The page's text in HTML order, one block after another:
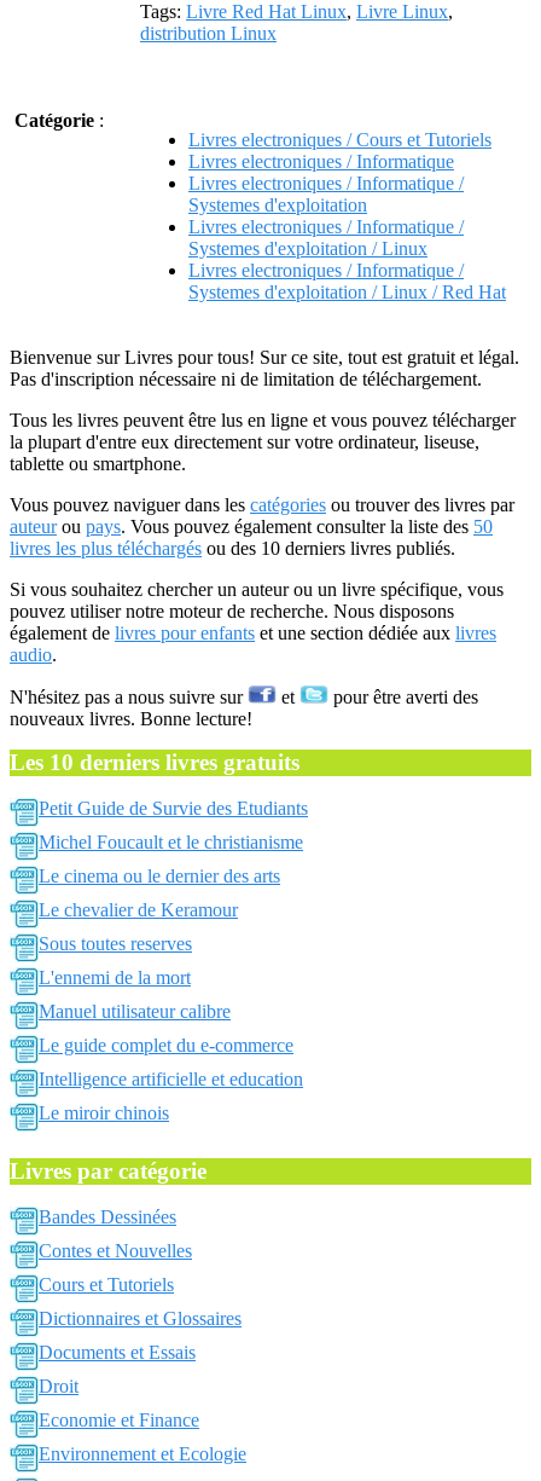
Tags: Livre Red Hat Linux, Livre Linux,
distribution Linux
Catégorie :
Livres electroniques / Cours et Tutoriels
Livres electroniques / Informatique
Livres electroniques / Informatique /
Systemes d'exploitation
Livres electroniques / Informatique /
Systemes d'exploitation / Linux
Livres electroniques / Informatique /
Systemes d'exploitation / Linux / Red Hat
Bienvenue sur Livres pour tous! Sur ce site, tout est gratuit et légal.
Pas d'inscription nécessaire ni de limitation de téléchargement.
Tous les livres peuvent être lus en ligne et vous pouvez télécharger
la plupart d'entre eux directement sur votre ordinateur, liseuse,
tablette ou smartphone.
Vous pouvez naviguer dans les catégories ou trouver des livres par
auteurou pays. Vous pouvez également consulter la liste des 50
livres les plus téléchargés ou des 10 derniers livres publiés.
Si vous souhaitez chercher un auteur ou un livre spécifique, vous
pouvez utiliser notre moteur de recherche. Nous disposons
également de livres pour enfants et une section dédiée aux livres
audio.
N'hésitez pas a nous suivre sur et
pour être averti des
nouveaux livres. Bonne lecture!
Les 10 derniers livres gratuits
Petit Guide de Survie des Etudiants
Michel Foucault et le christianisme
Le cinema ou le dernier des arts
Le chevalier de Keramour
Sous toutes reserves
L'ennemi de la mort
Manuel utilisateur calibre
Le guide complet du e-commerce
Intelligence artificielle et education
Le miroir chinois
Livres par catégorie
Bandes Dessinées
Contes et Nouvelles
Cours et Tutoriels
Dictionnaires et Glossaires
Documents et Essais
Droit
Economie et Finance
Environnement et Ecologie